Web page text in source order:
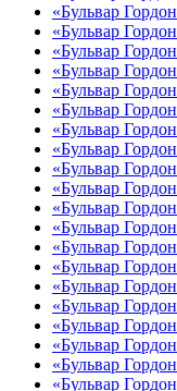
«Бульвар
«Бульвар
«Бульвар
«Бульвар
«Бульвар
«Бульвар
«Бульвар
«Бульвар
«Бульвар
«Бульвар
«Бульвар
«Бульвар
«Бульвар
«Бульвар
«Бульвар
«Бульвар
«Бульвар
«Бульвар
«Бульвар
«Бульвар